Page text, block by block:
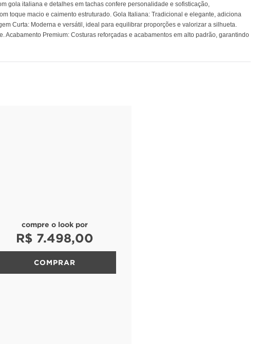
gola italiana e detalhes em tachas confere personalidade e sofisticação,
toque macio e caimento estruturado. Gola Italiana: Tradicional e elegante, adiciona
Curta: Moderna e versátil, ideal para equilibrar proporções e valorizar a silhueta.
Premium: Costuras reforçadas e acabamentos em alto padrão, garantindo
compre o look por
R$ 7.498,00
COMPRAR